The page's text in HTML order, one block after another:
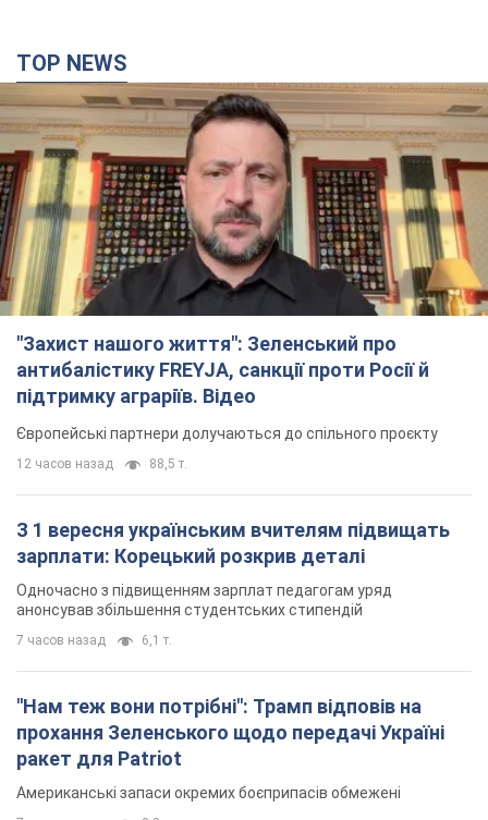
TOP NEWS
"Захист нашого життя": Зеленський про
антибалістику FREYJA, санкції проти Росії й
підтримку аграріїв. Відео
Європейські партнери долучаються до спільного проєкту
12 часов назад 88,5 т.
З 1 вересня українським вчителям підвищать
зарплати: Корецький розкрив деталі
Одночасно з підвищенням зарплат педагогам уряд
анонсував збільшення студентських стипендій
7 часов назад 6,1 т.
"Нам теж вони потрібні": Трамп відповів на
прохання Зеленського щодо передачі Україні
ракет для Patriot
Американські запаси окремих боєприпасів обмежені